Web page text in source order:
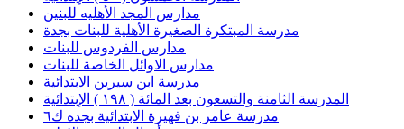
مدارس المجد الأهليه للبنين
مدرسة المبتكرة الصغيرة الأهلية للبنات بجدة
مدارس الفردوس للبنات
مدارس الاوائل الخاصة للبنات
مدرسة ابن سيرين الابتدائية
المدرسة الثامنة والتسعون بعد المائة ( ١٩٨ ) الإبتدائية
مدرسة عامر بن فهيرة الابتدائية بجده ك٦